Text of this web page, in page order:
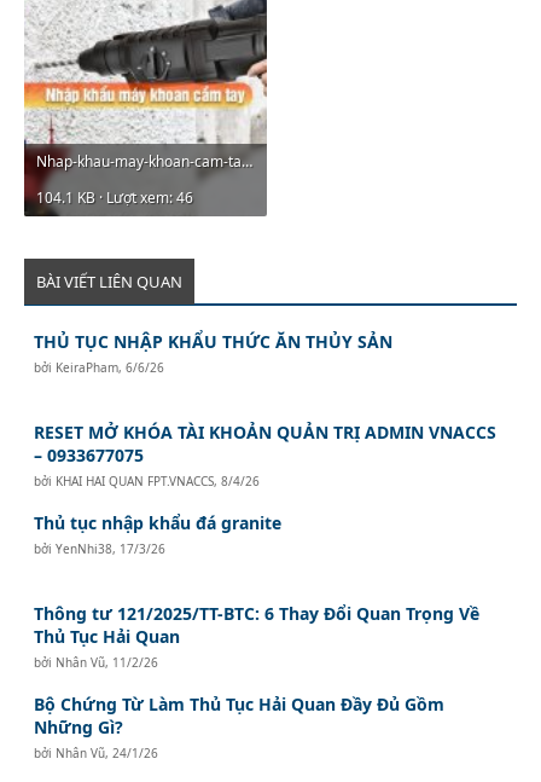
Nhap-khau-may-khoan-cam-tay-00.jpg
104.1 KB · Lượt xem: 46
BÀI VIẾT LIÊN QUAN
THỦ TỤC NHẬP KHẨU THỨC ĂN THỦY SẢN
bởi KeiraPham,6/6/26
RESET MỞ KHÓA TÀI KHOẢN QUẢN TRỊ ADMIN VNACCS
– 0933677075
bởi KHAI HAI QUAN FPT.VNACCS,8/4/26
Thủ tục nhập khẩu đá granite
bởiYenNhi38, 17/3/26
Thông tư 121/2025/TT-BTC: 6 Thay Đổi Quan Trọng Về
Thủ Tục Hải Quan
bởi Nhân Vũ, 11/2/26
Bộ Chứng Từ Làm Thủ Tục Hải Quan Đầy Đủ Gồm
Những Gì?
bởi Nhân Vũ,24/1/26